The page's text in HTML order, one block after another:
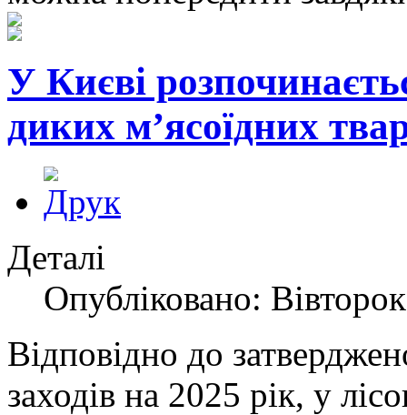
У Києві
диких м’ясоїдних
Деталі
Опубліковано:
Відповідно до
заходів на 2025 рік, у